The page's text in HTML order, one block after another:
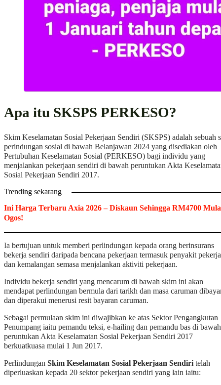
Apa itu SKSPS PERKESO?
Skim Keselamatan Sosial Pekerjaan Sendiri (SKSPS) adalah sebuah
perindungan sosial di bawah Belanjawan 2024 yang disediakan oleh
Pertubuhan Keselamatan Sosial (PERKESO) bagi individu yang
menjalankan pekerjaan sendiri di bawah peruntukan Akta
Sosial Pekerjaan Sendiri 2017.
Trending sekarang
Ini Harga Terbaru Axia 2026 – Diskaun Sehingga RM4700
Ogos!
Ia bertujuan untuk memberi perlindungan kepada orang berinsurans
bekerja sendiri daripada bencana pekerjaan termasuk penyakit
dan kemalangan semasa menjalankan aktiviti pekerjaan.
Individu bekerja sendiri yang mencarum di bawah skim ini akan
mendapat perlindungan bermula dari tarikh dan masa caruman
dan diperakui menerusi resit bayaran caruman.
Sebagai permulaan skim ini diwajibkan ke atas Sektor Pengangkutan
Penumpang iaitu pemandu teksi, e-hailing dan pemandu bas di bawah
peruntukan Akta Keselamatan Sosial Pekerjaan Sendiri 2017
berkuatkuasa mulai 1 Jun 2017.
Perlindungan Skim Keselamatan Sosial Pekerjaan Sendiritelah
diperluaskan kepada 20 sektor pekerjaan sendiri yang lain iaitu: